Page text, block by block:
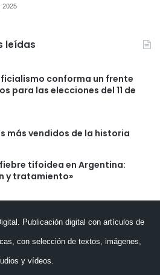
2025
leídas
conforma un frente
para las elecciones del 11 de
más vendidos de la historia
tifoidea en Argentina:
y tratamiento»
Publicación digital con artículos de
con selección de textos, imágenes,
y vídeos.